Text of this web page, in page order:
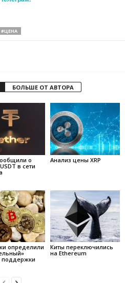
#ЦЕНА
БОЛЬШЕ ОТ АВТОРА
о
в сети
Анализ цены XRP
определили
поддержки
Киты переключились
на Ethereum